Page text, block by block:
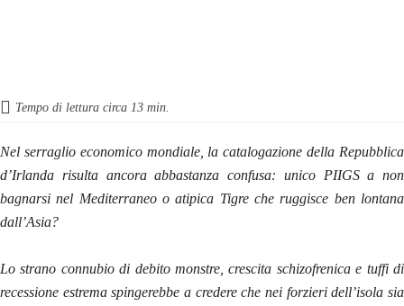
Tempo di lettura circa 13 min.
Nel serraglio economico mondiale, la catalogazione della Repubblica
d’Irlanda risulta ancora abbastanza confusa: unico PIIGS a non
bagnarsi nel Mediterraneo o atipica Tigre che ruggisce ben lontana
dall’Asia?
Lo strano connubio di debito monstre, crescita schizofrenica e tuffi di
recessione estrema spingerebbe a credere che nei forzieri dell’isola sia